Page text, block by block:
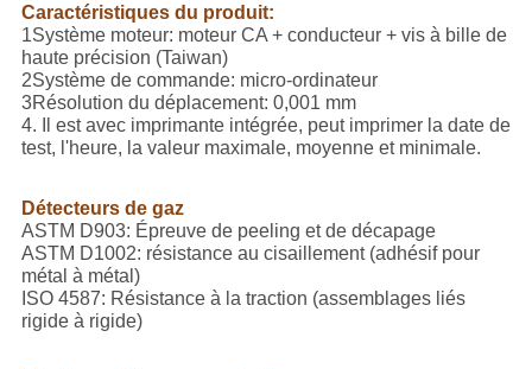
Caractéristiques du produit:
1Système moteur: moteur CA + conducteur + vis à bille de
haute précision (Taiwan)
2Système de commande: micro-ordinateur
3Résolution du déplacement: 0,001 mm
4. Il est avec imprimante intégrée, peut imprimer la date de
test, l'heure, la valeur maximale, moyenne et minimale.
Détecteurs de gaz
ASTM D903: Épreuve de peeling et de décapage
ASTM D1002: résistance au cisaillement (adhésif pour
métal à métal)
ISO 4587: Résistance à la traction (assemblages liés
rigide à rigide)